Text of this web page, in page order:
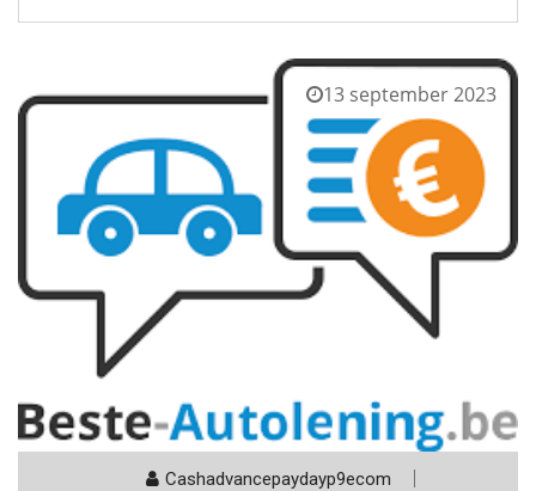
13 september 2023
Cashadvancepaydayp9ecom